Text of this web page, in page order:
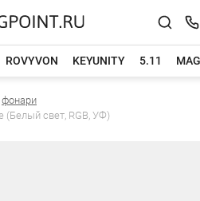
ROVYVON KEYUNITY 5.11
фонари
(Белый свет, RGB, УФ)